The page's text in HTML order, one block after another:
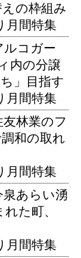
の枠組み
月間特集
ルコガー
内の分譲
」目指す
月間特集
友林業のフ
和の取れ
月間特集
泉あらい湧
た町、
月間特集